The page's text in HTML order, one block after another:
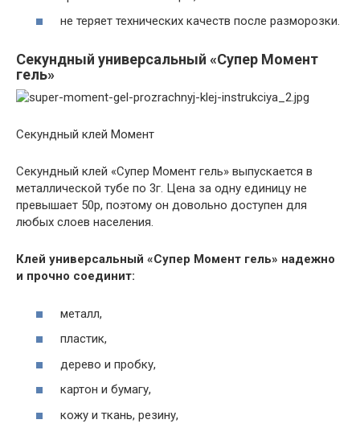
не теряет технических качеств после разморозки.
Секундный универсальный «Супер Момент
гель»
Секундный клей Момент
Секундный клей «Супер Момент гель» выпускается в
металлической тубе по 3г. Цена за одну единицу не
превышает 50р, поэтому он довольно доступен для
любых слоев населения.
Клей универсальный «Супер Момент гель» надежно
и прочно соединит:
металл,
пластик,
дерево и пробку,
картон и бумагу,
кожу и ткань, резину,